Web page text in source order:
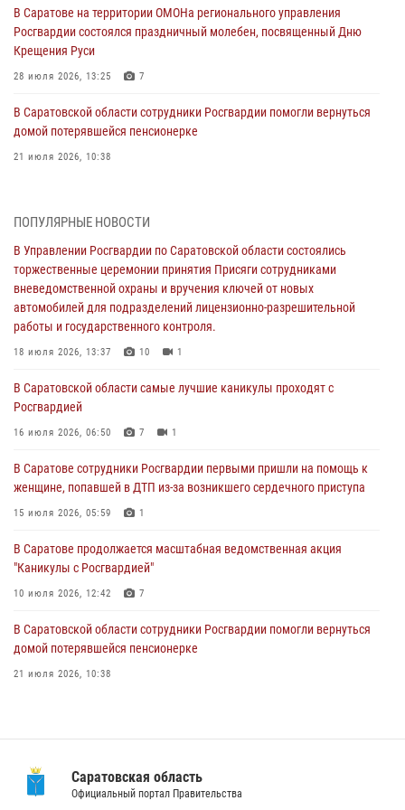
В Саратове на территории ОМОНа регионального управления
Росгвардии состоялся праздничный молебен, посвященный Дню
Крещения Руси
28 июля 2026, 13:25 7
В Саратовской области сотрудники Росгвардии помогли вернуться
домой потерявшейся пенсионерке
21 июля 2026, 10:38
вневедомственной охраны и вручения ключей от новых
автомобилей для подразделений лицензионно-разрешительной
работы и государственного контроля.
18 июля 2026, 13:37 10 1
В Саратовской области самые лучшие каникулы проходят с
Росгвардией
В Саратове сотрудники Росгвардии первыми пришли на помощь к
женщине, попавшей в ДТП из-за возникшего сердечного приступа
В Саратове продолжается масштабная ведомственная акция
"Каникулы с Росгвардией"
В Саратовской области при содействии спецназа Росгвардии
задержан подозреваемый в незаконном обороте наркотиков
ПОПУЛЯРНЫЕ НОВОСТИ
В Управлении Росгвардии по Саратовской области состоялись
торжественные церемонии принятия Присяги сотрудниками
вневедомственной охраны и вручения ключей от новых
автомобилей для подразделений лицензионно-разрешительной
работы и государственного контроля.
18 июля 2026, 13:37 10 1
В Саратовской области самые лучшие каникулы проходят с
Росгвардией
16 июля 2026, 06:50 7 1
В Саратове сотрудники Росгвардии первыми пришли на помощь к
женщине, попавшей в ДТП из-за возникшего сердечного приступа
15 июля 2026, 05:59 1
В Саратове продолжается масштабная ведомственная акция
"Каникулы с Росгвардией"
10 июля 2026, 12:42 7
В Саратовской области сотрудники Росгвардии помогли вернуться
домой потерявшейся пенсионерке
21 июля 2026, 10:38
29 июля 2026, 13:30 8 1
Саратовская область
Официальный портал Правительства